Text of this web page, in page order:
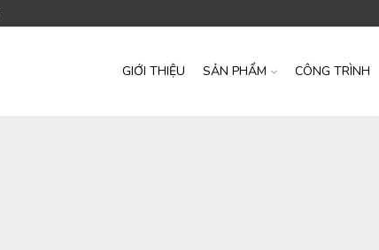
GIỚI THIỆU SẢN PHẨM CÔNG TRÌNH